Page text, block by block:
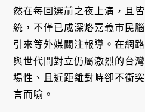
然在每回選前之夜上演，且
統，不僅已成深烙嘉義市民
引來等外媒關注報導。在網
與世代間對立仍屬激烈的台
場性、且近距離對峙卻不衝
言而喻。